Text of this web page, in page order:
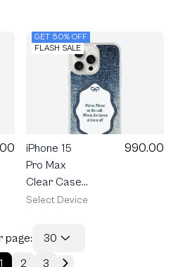
Quotes
GET 50% OFF
FLASH SALE
iPhone 15
Pro Max
Clear Case
Mirror
990.00
Select Device
1 2 3
page: 30